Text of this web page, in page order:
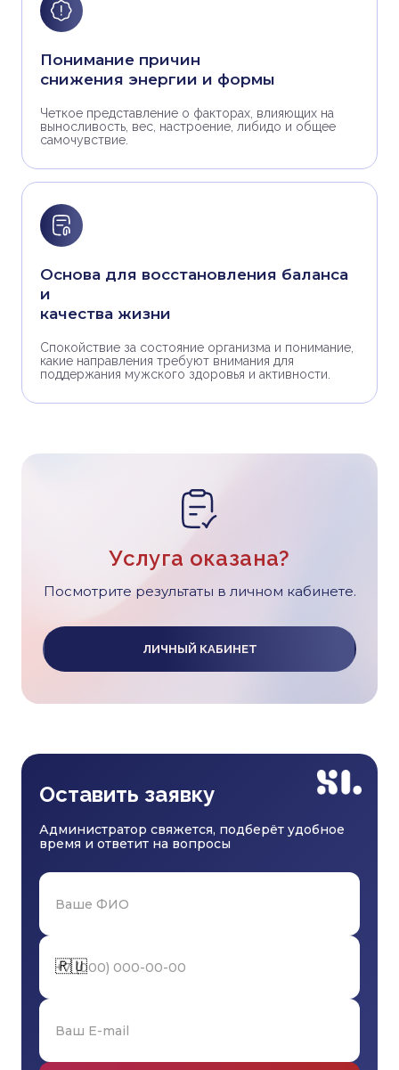
Понимание причин
снижения энергии и формы
Четкое представление о факторах, влияющих на
выносливость, вес, настроение, либидо и общее
самочувствие.
Основа для восстановления баланса
и
качества жизни
Спокойствие за состояние организма и понимание,
какие направления требуют внимания для
поддержания мужского здоровья и активности.
Услуга оказана?
Посмотрите результаты в личном кабинете.
ЛИЧНЫЙ КАБИНЕТ
Оставить заявку
Администратор свяжется, подберёт удобное
время и ответит на вопросы
🇷🇺